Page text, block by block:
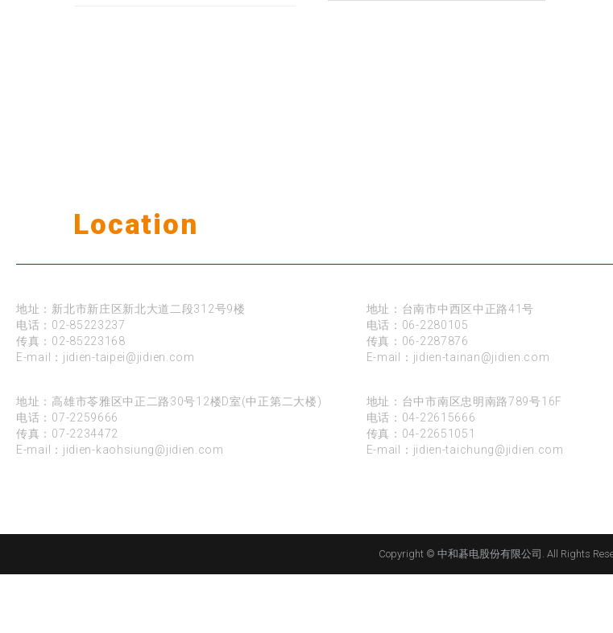
Location
地址：新北市新庄区新北大道二段312号9楼
电话： 02-85223237
传真：02-85223168
E-mail： jidien-taipei@jidien.com
地址：台南市中西区中正路41号
电话： 06-2280105
传真：06-2287876
E-mail： jidien-tainan@jidien.com
地址：高雄市苓雅区中正二路30号12楼D室(中正第二大楼)
电话： 07-2259666
传真：07-2234472
E-mail： jidien-kaohsiung@jidien.com
地址：台中市南区忠明南路789号16F
电话： 04-22615666
传真：04-22651051
E-mail： jidien-taichung@jidien.com
Copyright © 中和碁电股份有限公司. All Rights